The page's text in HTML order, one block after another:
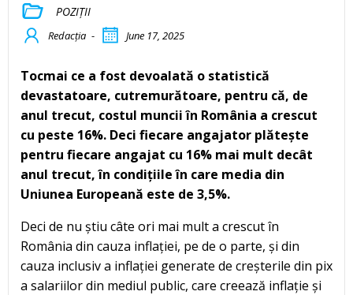
POZIȚII
Redacția - June 17, 2025
Tocmai ce a fost devoalată o statistică
devastatoare, cutremurătoare, pentru că, de
anul trecut, costul muncii în România a crescut
cu peste 16%. Deci fiecare angajator plătește
pentru fiecare angajat cu 16% mai mult decât
anul trecut, în condițiile în care media din
Uniunea Europeană este de 3,5%.
Deci de nu știu câte ori mai mult a crescut în
România din cauza inflației, pe de o parte, și din
cauza inclusiv a inflației generate de creșterile din pix
a salariilor din mediul public, care creează inflație și